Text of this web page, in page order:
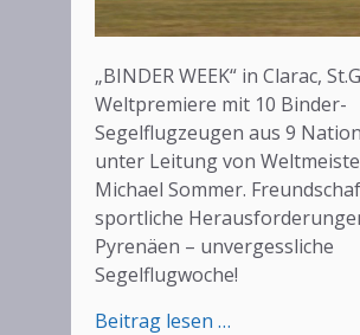
„BINDER WEEK“ in Clarac,
Weltpremiere mit 10 Binder-
Segelflugzeugen aus 9
unter Leitung von
Michael Sommer.
sportliche
Pyrenäen – unvergessliche
Segelflugwoche!
Beitrag lesen …